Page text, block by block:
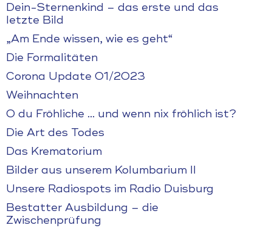
Dein-Sternenkind – das erste und das
letzte Bild
„Am Ende wissen, wie es geht“
Die Formalitäten
Corona Update 01/2023
Weihnachten
O du Fröhliche … und wenn nix fröhlich ist?
Die Art des Todes
Das Krematorium
Bilder aus unserem Kolumbarium II
Unsere Radiospots im Radio Duisburg
Bestatter Ausbildung – die
Zwischenprüfung